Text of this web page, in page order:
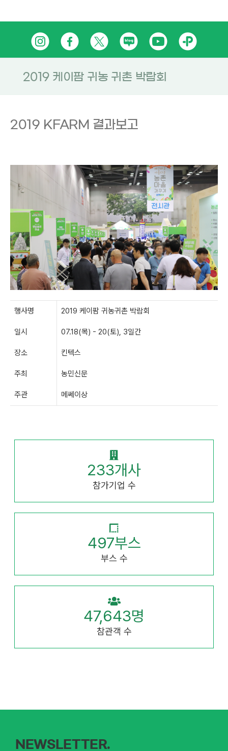
인
스
타
램
페
이
스
트
위
터
네
이
버
로
유
튜
브
카
카
친
구
2019 케이팜 귀농 귀촌 박람회
2019 KFARM 결과보고
행사명 2019 케이팜 귀농귀촌 박람회
일시 07.18(목) - 20(토), 3일간
장소 킨텍스
주최 농민신문
주관 메쎄이상
233개사
참가기업 수
497부스
부스 수
47,643명
참관객 수
NEWSLETTER.